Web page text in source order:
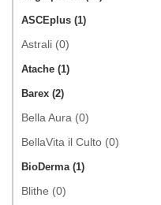
ASCEplus (1)
Astrali (0)
Atache (1)
Barex (2)
Bella Aura (0)
BellaVita il Culto (0)
BioDerma (1)
Blithe (0)